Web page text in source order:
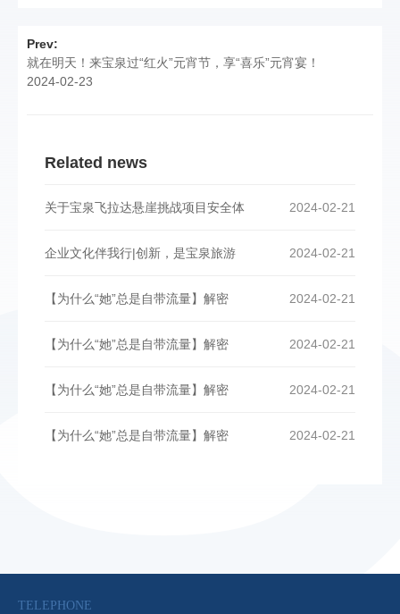
Prev:
就在明天！来宝泉过“红火”元宵节，享“喜乐”元宵宴！
2024-02-23
Related news
2024-02-21
关于宝泉飞拉达悬崖挑战项目安全体
2024-02-21
企业文化伴我行|创新，是宝泉旅游
2024-02-21
【为什么“她”总是自带流量】解密
2024-02-21
【为什么“她”总是自带流量】解密
2024-02-21
【为什么“她”总是自带流量】解密
2024-02-21
【为什么“她”总是自带流量】解密
TELEPHONE